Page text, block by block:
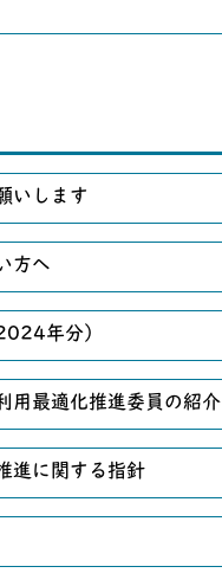
いします
方へ
年分）
用最適化推進委員の紹介
進に関する指針